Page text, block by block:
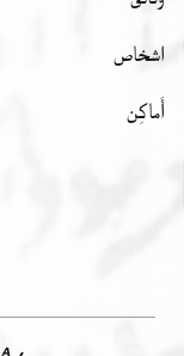
اشخاص
أَماكِن